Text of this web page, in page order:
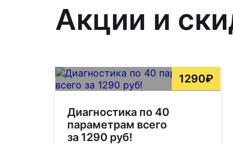
Акции и
1290₽
Диагностика по 40
параметрам всего
за 1290 руб!